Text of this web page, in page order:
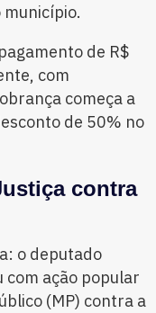
de R$
com
começa a
de 50% no
contra
o deputado
com ação popular
(MP) contra a